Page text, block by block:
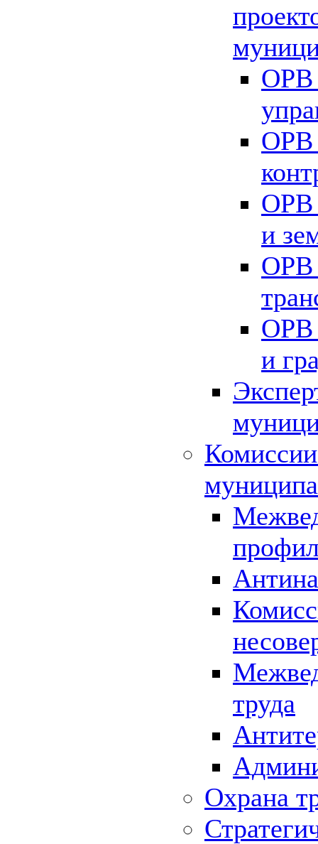
ОРВ
ОРВ
ОРВ
и
ОРВ
ОРВ
и
труда
Охрана